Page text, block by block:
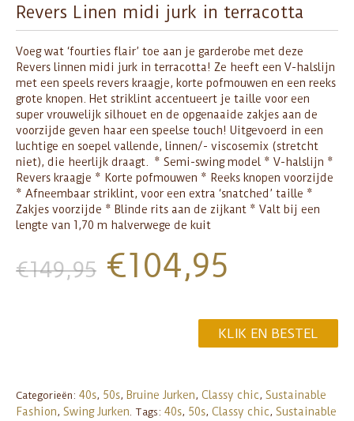
Revers Linen midi jurk in terracotta
Voeg wat ‘fourties flair’ toe aan je garderobe met deze
Revers linnen midi jurk in terracotta! Ze heeft een V-halslijn
met een speels revers kraagje, korte pofmouwen en een reeks
grote knopen. Het striklint accentueert je taille voor een
super vrouwelijk silhouet en de opgenaaide zakjes aan de
voorzijde geven haar een speelse touch! Uitgevoerd in een
luchtige en soepel vallende, linnen/- viscosemix (stretcht
niet), die heerlijk draagt. * Semi-swing model * V-halslijn *
Revers kraagje * Korte pofmouwen * Reeks knopen voorzijde
* Afneembaar striklint, voor een extra ‘snatched’ taille *
Zakjes voorzijde * Blinde rits aan de zijkant * Valt bij een
lengte van 1,70 m halverwege de kuit
€149,95 €104,95
KLIK EN BESTEL
Categorieën: 40s, 50s, Bruine Jurken, Classy chic, Sustainable
Fashion, Swing Jurken. Tags: 40s, 50s, Classy chic, Sustainable